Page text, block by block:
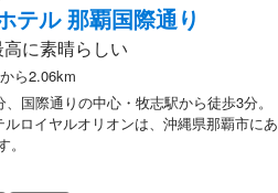
テル 那覇国際通り
に素晴らしい
ら2.06km
、国際通りの中心・牧志駅から徒歩3分。
ロイヤルオリオンは、沖縄県那覇市にあ